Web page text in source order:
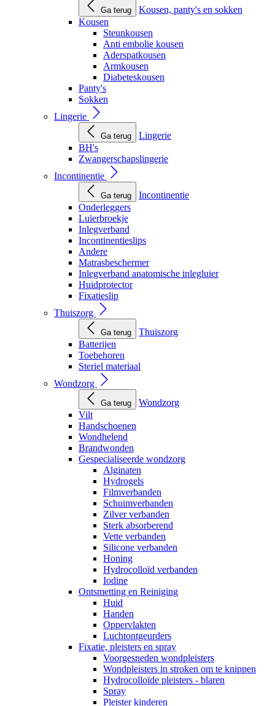
Ga terug
Kousen, panty's en sokken
Kousen
Steunkousen
Anti embolie kousen
Aderspatkousen
Armkousen
Diabeteskousen
Panty's
Sokken
Lingerie
Ga terug
Lingerie
BH's
Zwangerschapslingerie
Incontinentie
Ga terug
Incontinentie
Onderleggers
Luierbroekje
Inlegverband
Incontinentieslips
Andere
Matrasbeschermer
Inlegverband anatomische inlegluier
Huidprotector
Fixatieslip
Thuiszorg
Ga terug
Thuiszorg
Batterijen
Toebehoren
Steriel materiaal
Wondzorg
Ga terug
Wondzorg
Vilt
Handschoenen
Wondhelend
Brandwonden
Gespecialiseerde wondzorg
Alginaten
Hydrogels
Filmverbanden
Schuimverbanden
Zilver verbanden
Sterk absorberend
Vette verbanden
Silicone verbanden
Honing
Hydrocolloïd verbanden
Iodine
Ontsmetting en Reiniging
Huid
Handen
Oppervlakten
Luchtontgeurders
Fixatie, pleisters en spray
Voorgesneden wondpleisters
Wondpleisters in stroken om te knippen
Hydrocolloïde pleisters - blaren
Spray
Pleister kinderen